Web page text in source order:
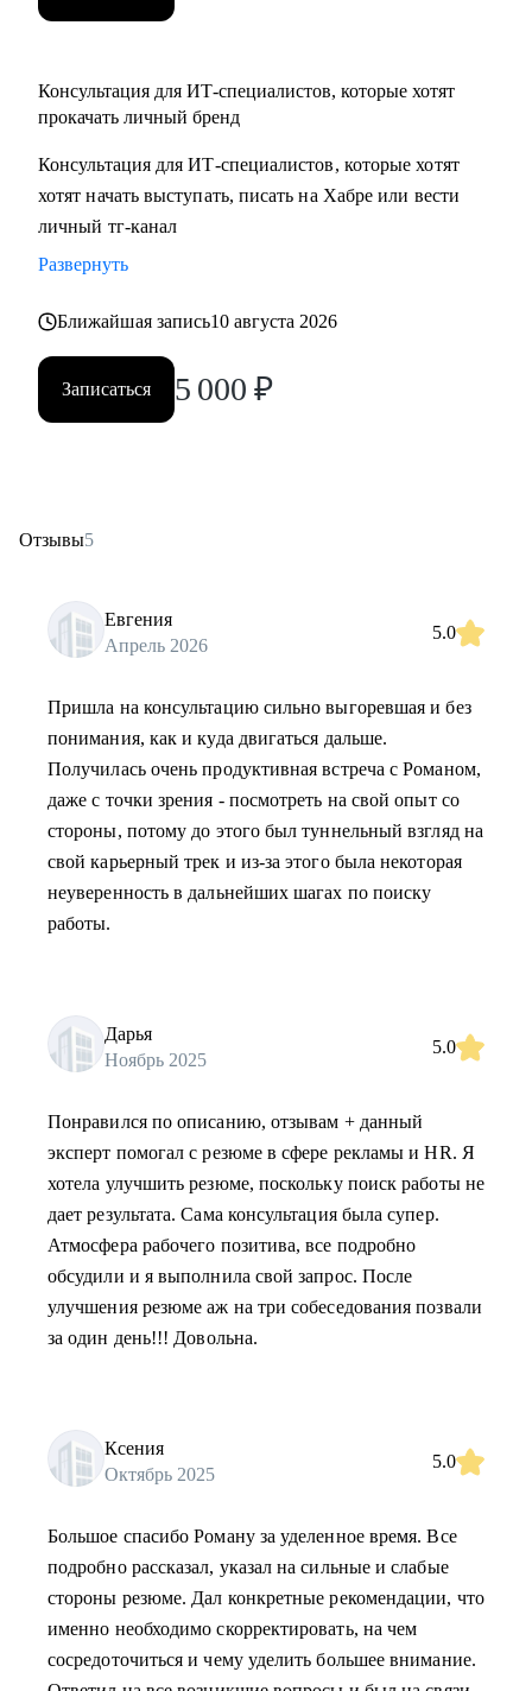
Консультация для ИТ-специалистов, которые хотят
прокачать личный бренд
Консультация для ИТ-специалистов, которые хотят
хотят начать выступать, писать на Хабре или вести
личный тг-канал
Развернуть
Ближайшая запись10 августа 2026
Записаться 5 000 ₽
Отзывы5
Евгения
Апрель 2026
5.0
Пришла на консультацию сильно выгоревшая и без
понимания, как и куда двигаться дальше.
Получилась очень продуктивная встреча с Романом,
даже с точки зрения - посмотреть на свой опыт со
стороны, потому до этого был туннельный взгляд на
свой карьерный трек и из-за этого была некоторая
неуверенность в дальнейших шагах по поиску
работы.
Дарья
Ноябрь 2025
5.0
Понравился по описанию, отзывам + данный
эксперт помогал с резюме в сфере рекламы и HR. Я
хотела улучшить резюме, поскольку поиск работы не
дает результата. Сама консультация была супер.
Атмосфера рабочего позитива, все подробно
обсудили и я выполнила свой запрос. После
улучшения резюме аж на три собеседования позвали
за один день!!! Довольна.
Ксения
Октябрь 2025
5.0
Большое спасибо Роману за уделенное время. Все
подробно рассказал, указал на сильные и слабые
стороны резюме. Дал конкретные рекомендации, что
именно необходимо скорректировать, на чем
сосредоточиться и чему уделить большее внимание.